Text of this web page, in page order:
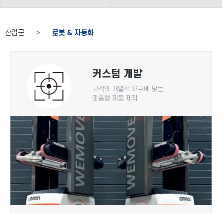
산업군 > 로봇 & 자동화
커스텀 개발
고객의 개별적 요구에 맞는
맞춤형 제품 제작